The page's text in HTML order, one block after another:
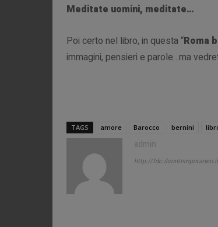
Meditate uomini, meditate…
Poi certo nel libro, in questa “Roma
immagini, pensieri e parole…ma
TAGS amore Barocco bernini
admin
http://fdc.ilcontemporaneo.it